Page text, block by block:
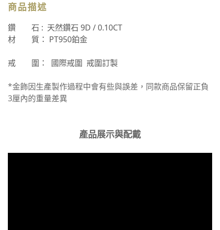
商品描述
鑽 石 : 天然鑽石 9D / 0.10CT
材 質： PT950鉑金
戒 圍： 國際戒圍 戒圍訂製
*金飾因生產製作過程中會有些與誤差，同款商品保留正負
3厘內的重量差異
產品展示與配戴